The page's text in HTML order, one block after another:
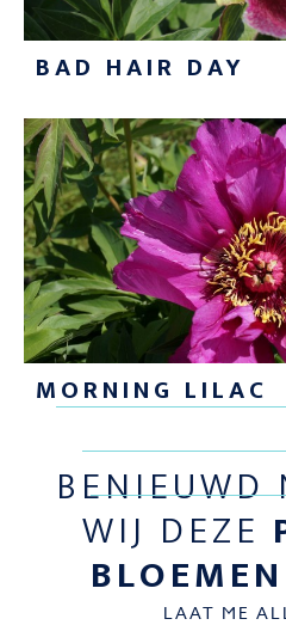
BAD HAIR DAY
MORNING LILAC
BENIEUWD
WIJ DEZE
LAAT ME